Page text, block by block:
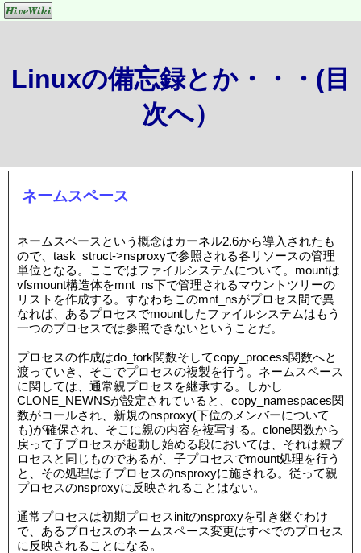
Linuxの備忘録とか・・・(目
次へ）
ネームスペース
ネームスペースという概念はカーネル2.6から導入されたも
ので、task_struct->nsproxyで参照される各リソースの管理
単位となる。ここではファイルシステムについて。mountは
vfsmount構造体をmnt_ns下で管理されるマウントツリーの
リストを作成する。すなわちこのmnt_nsがプロセス間で異
なれば、あるプロセスでmountしたファイルシステムはもう
一つのプロセスでは参照できないということだ。
プロセスの作成はdo_fork関数そしてcopy_process関数へと
渡っていき、そこでプロセスの複製を行う。ネームスペース
に関しては、通常親プロセスを継承する。しかし
CLONE_NEWNSが設定されていると、copy_namespaces関
数がコールされ、新規のnsproxy(下位のメンバーについて
も)が確保され、そこに親の内容を複写する。clone関数から
戻って子プロセスが起動し始める段においては、それは親プ
ロセスと同じものであるが、子プロセスでmount処理を行う
と、その処理は子プロセスのnsproxyに施される。従って親
プロセスのnsproxyに反映されることはない。
通常プロセスは初期プロセスinitのnsproxyを引き継ぐわけ
で、あるプロセスのネームスペース変更はすぺでのプロセス
に反映されることになる。